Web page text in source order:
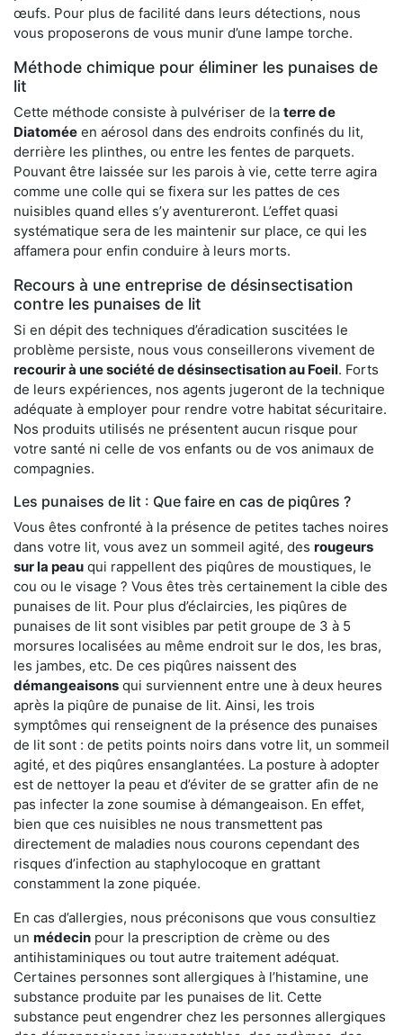
œufs. Pour plus de facilité dans leurs détections, nous
vous proposerons de vous munir d’une lampe torche.
Méthode chimique pour éliminer les punaises de
lit
Cette méthode consiste à pulvériser de la terre de
Diatomée en aérosol dans des endroits confinés du lit,
derrière les plinthes, ou entre les fentes de parquets.
Pouvant être laissée sur les parois à vie, cette terre agira
comme une colle qui se fixera sur les pattes de ces
nuisibles quand elles s’y aventureront. L’effet quasi
systématique sera de les maintenir sur place, ce qui les
affamera pour enfin conduire à leurs morts.
Recours à une entreprise de désinsectisation
contre les punaises de lit
Si en dépit des techniques d’éradication suscitées le
problème persiste, nous vous conseillerons vivement de
recourir à une société de désinsectisation au Foeil. Forts
de leurs expériences, nos agents jugeront de la technique
adéquate à employer pour rendre votre habitat sécuritaire.
Nos produits utilisés ne présentent aucun risque pour
votre santé ni celle de vos enfants ou de vos animaux de
compagnies.
Les punaises de lit : Que faire en cas de piqûres ?
Vous êtes confronté à la présence de petites taches noires
dans votre lit, vous avez un sommeil agité, des rougeurs
sur la peau qui rappellent des piqûres de moustiques, le
cou ou le visage ? Vous êtes très certainement la cible des
punaises de lit. Pour plus d’éclaircies, les piqûres de
punaises de lit sont visibles par petit groupe de 3 à 5
morsures localisées au même endroit sur le dos, les bras,
les jambes, etc. De ces piqûres naissent des
démangeaisons qui surviennent entre une à deux heures
après la piqûre de punaise de lit. Ainsi, les trois
symptômes qui renseignent de la présence des punaises
de lit sont : de petits points noirs dans votre lit, un sommeil
agité, et des piqûres ensanglantées. La posture à adopter
est de nettoyer la peau et d’éviter de se gratter afin de ne
pas infecter la zone soumise à démangeaison. En effet,
bien que ces nuisibles ne nous transmettent pas
directement de maladies nous courons cependant des
risques d’infection au staphylocoque en grattant
constamment la zone piquée.
En cas d’allergies, nous préconisons que vous consultiez
un médecin pour la prescription de crème ou des
antihistaminiques ou tout autre traitement adéquat.
Certaines personnes sont allergiques à l’histamine, une
substance produite par les punaises de lit. Cette
substance peut engendrer chez les personnes allergiques